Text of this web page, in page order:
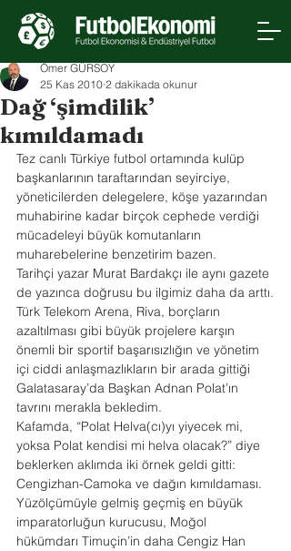
Dağ ‘şimdilik’
kımıldamadı
Ömer GÜRSOY
25 Kas 2010 2 dakikada okunur
Tez canlı Türkiye futbol ortamında kulüp
başkanlarının taraftarından seyirciye,
yöneticilerden delegelere, köşe yazarından
muhabirine kadar birçok cephede verdiği
mücadeleyi büyük komutanların
muharebelerine benzetirim bazen.
Tarihçi yazar Murat Bardakçı ile aynı gazete
de yazınca doğrusu bu ilgimiz daha da arttı.
Türk Telekom Arena, Riva, borçların
azaltılması gibi büyük projelere karşın
önemli bir sportif başarısızlığın ve yönetim
içi ciddi anlaşmazlıkların bir arada gittiği
Galatasaray’da Başkan Adnan Polat’ın
tavrını merakla bekledim.
Kafamda, “Polat Helva(cı)yı yiyecek mi,
yoksa Polat kendisi mi helva olacak?” diye
beklerken aklımda iki örnek geldi gitti:
Cengizhan-Camoka ve dağın kımıldaması.
Yüzölçümüyle gelmiş geçmiş en büyük
imparatorluğun kurucusu, Moğol
hükümdarı Timuçin’in daha Cengiz Han